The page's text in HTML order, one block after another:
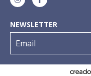
NEWSLETTER